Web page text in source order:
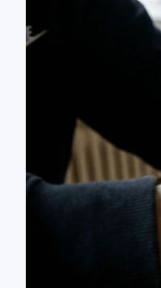
zaobserwuj nas